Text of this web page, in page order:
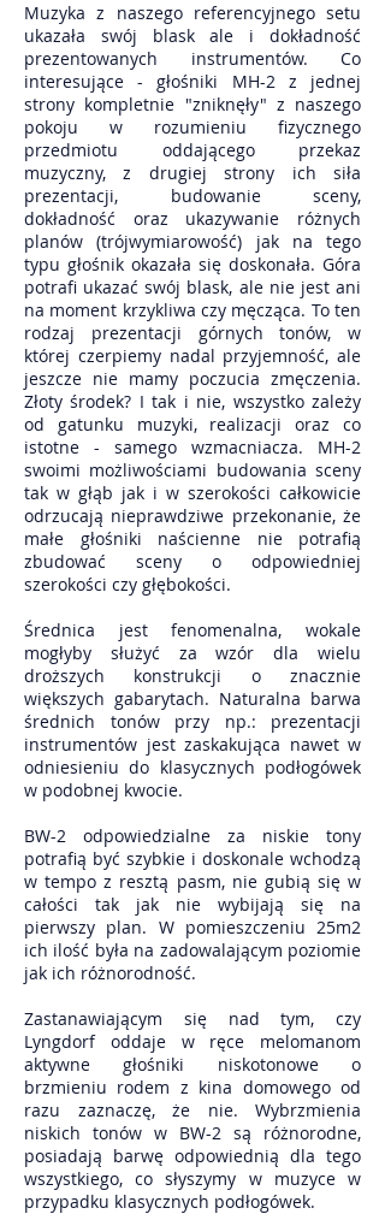
Muzyka z naszego referencyjnego setu
ukazała swój blask ale i dokładność
prezentowanych instrumentów. Co
interesujące - głośniki MH-2 z jednej
strony kompletnie "zniknęły" z naszego
pokoju w rozumieniu fizycznego
przedmiotu oddającego przekaz
muzyczny, z drugiej strony ich siła
prezentacji, budowanie sceny,
dokładność oraz ukazywanie różnych
planów (trójwymiarowość) jak na tego
typu głośnik okazała się doskonała. Góra
potrafi ukazać swój blask, ale nie jest ani
na moment krzykliwa czy męcząca. To ten
rodzaj prezentacji górnych tonów, w
której czerpiemy nadal przyjemność, ale
jeszcze nie mamy poczucia zmęczenia.
Złoty środek? I tak i nie, wszystko zależy
od gatunku muzyki, realizacji oraz co
istotne - samego wzmacniacza. MH-2
swoimi możliwościami budowania sceny
tak w głąb jak i w szerokości całkowicie
odrzucają nieprawdziwe przekonanie, że
małe głośniki naścienne nie potrafią
zbudować sceny o odpowiedniej
szerokości czy głębokości.
Średnica jest fenomenalna, wokale
mogłyby służyć za wzór dla wielu
droższych konstrukcji o znacznie
większych gabarytach. Naturalna barwa
średnich tonów przy np.: prezentacji
instrumentów jest zaskakująca nawet w
odniesieniu do klasycznych podłogówek
w podobnej kwocie.
BW-2 odpowiedzialne za niskie tony
potrafią być szybkie i doskonale wchodzą
w tempo z resztą pasm, nie gubią się w
całości tak jak nie wybijają się na
pierwszy plan. W pomieszczeniu 25m2
ich ilość była na zadowalającym poziomie
jak ich różnorodność.
Zastanawiającym się nad tym, czy
Lyngdorf oddaje w ręce melomanom
aktywne głośniki niskotonowe o
brzmieniu rodem z kina domowego od
razu zaznaczę, że nie. Wybrzmienia
niskich tonów w BW-2 są różnorodne,
posiadają barwę odpowiednią dla tego
wszystkiego, co słyszymy w muzyce w
przypadku klasycznych podłogówek.